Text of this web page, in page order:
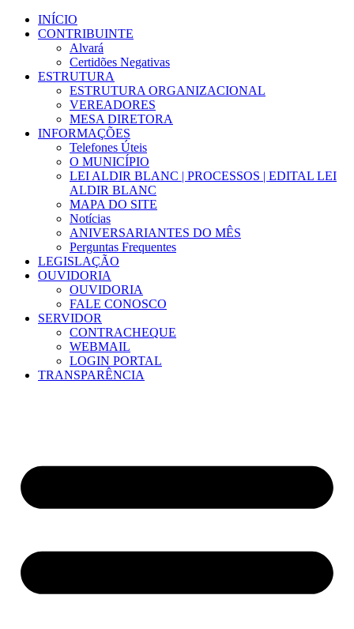
para
INÍCIO
CONTRIBUINTE
Alvará
Certidões Negativas
ESTRUTURA
ESTRUTURA ORGANIZACIONAL
VEREADORES
MESA DIRETORA
INFORMAÇÕES
Telefones Úteis
O MUNICÍPIO
LEI ALDIR BLANC | PROCESSOS | EDITAL LEI
ALDIR BLANC
MAPA DO SITE
Notícias
ANIVERSARIANTES DO MÊS
Perguntas Frequentes
LEGISLAÇÃO
OUVIDORIA
OUVIDORIA
FALE CONOSCO
SERVIDOR
CONTRACHEQUE
WEBMAIL
LOGIN PORTAL
TRANSPARÊNCIA